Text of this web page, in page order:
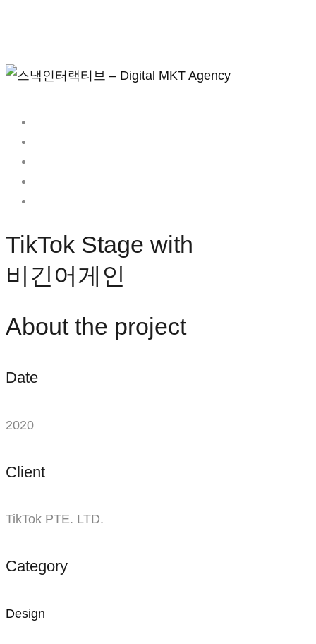
TikTok
Stage
비긴어게인
TikTok Stage with
비긴어게인
About the project
Date
2020
Client
TikTok PTE. LTD.
Category
Design